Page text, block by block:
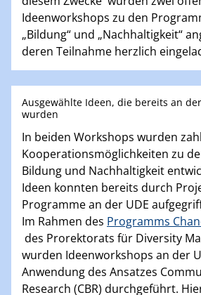
Ideenworkshops zu den
„Bildung“ und „Nachhaltigkeit“
deren Teilnahme herzlich
Ausgewählte Ideen, die bereits an
wurden
In beiden Workshops wurden
Kooperationsmöglichkeiten zu
Bildung und Nachhaltigkeit
Ideen konnten bereits durch
Programme an der UDE
Im Rahmen des Programms
des Prorektorats für Diversity
wurden Ideenworkshops an der
Anwendung des Ansatzes
Research (CBR) durchgeführt.